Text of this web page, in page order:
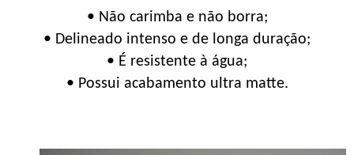
• Não carimba e não borra;
• Delineado intenso e de longa duração;
• É resistente à água;
• Possui acabamento ultra matte.